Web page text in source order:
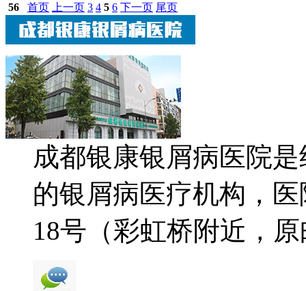
56 首页 上一页 3 4 5 6 下一页 尾页
成都银康银屑病医院
的银屑病医疗机构，
18号（彩虹桥附近，